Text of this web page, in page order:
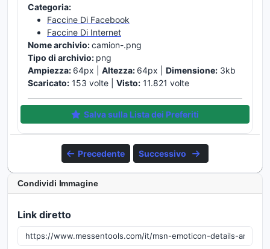
Categoria:
Faccine Di Facebook
Faccine Di Internet
Nome archivio:camion-.png
Tipo di archivio: png
Ampiezza: 64px | Altezza: 64px | Dimensione: 3kb
Scaricato: 153 volte | Visto: 11.821 volte
Salva sulla Lista dei Preferiti
Precedente Successivo
Condividi Immagine
Link diretto